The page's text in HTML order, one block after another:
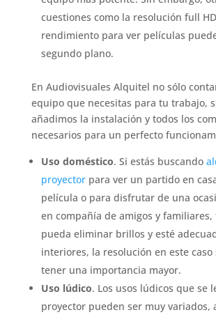
cuestiones como la resolución full
rendimiento para ver películas
segundo plano.
En Audiovisuales Alquitel no sólo
equipo que necesitas para tu trabajo,
añadimos la instalación y todos los
necesarios para un perfecto
Uso doméstico. Si estás buscando
proyectorpara ver un partido en
película o para disfrutar de una
en compañía de amigos y
pueda eliminar brillos y esté
interiores, la resolución en este caso
tener una importancia mayor.
Uso lúdico. Los usos lúdicos que se
proyector pueden ser muy variados,